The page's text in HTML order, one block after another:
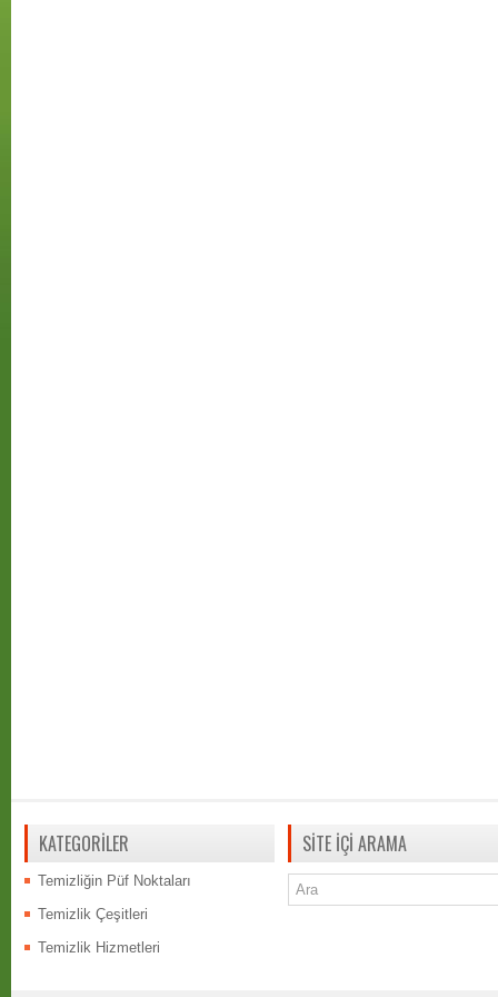
KATEGORİLER
Temizliğin Püf Noktaları
Temizlik Çeşitleri
Temizlik Hizmetleri
SİTE İÇİ ARAMA